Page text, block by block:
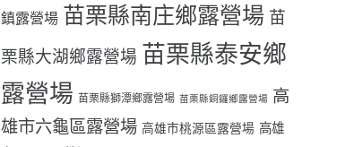
鎮露營場 苗栗縣南庄鄉露營場 苗
栗縣大湖鄉露營場 苗栗縣泰安鄉
露營場 苗栗縣獅潭鄉露營場 苗栗縣銅鑼鄉露營場 高
雄市六龜區露營場 高雄市桃源區露營場 高雄